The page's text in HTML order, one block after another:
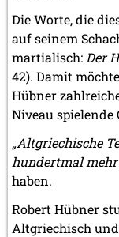
Die Worte, die
auf seinem
martialisch: Der
42). Damit
Hübner
Niveau spielende
„Altgriechische
hundertmal mehr
haben.
Robert Hübner
Altgriechisch